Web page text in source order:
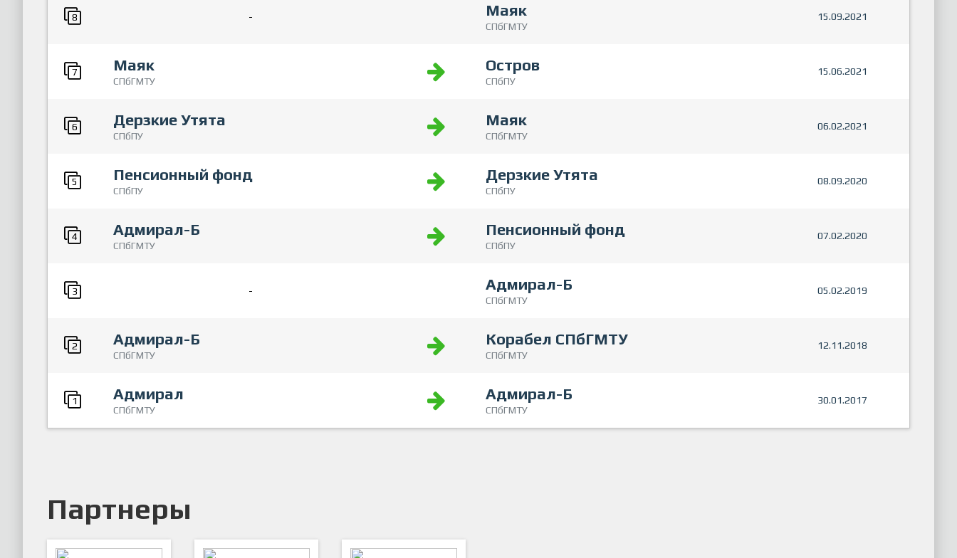
8 - Маяк
СПбГМТУ
15.09.2021
7 Маяк
СПбГМТУ
Остров
СПбПУ
15.06.2021
6 Дерзкие Утята
СПбПУ
Маяк
СПбГМТУ
06.02.2021
5 Пенсионный фонд
СПбПУ
Дерзкие Утята
СПбПУ
08.09.2020
4 Адмирал-Б
СПбГМТУ
Пенсионный фонд
СПбПУ
07.02.2020
3 - Адмирал-Б
СПбГМТУ
05.02.2019
2 Адмирал-Б
СПбГМТУ
Корабел СПбГМТУ
СПбГМТУ
12.11.2018
1 Адмирал
СПбГМТУ
Адмирал-Б
СПбГМТУ
30.01.2017
Партнеры